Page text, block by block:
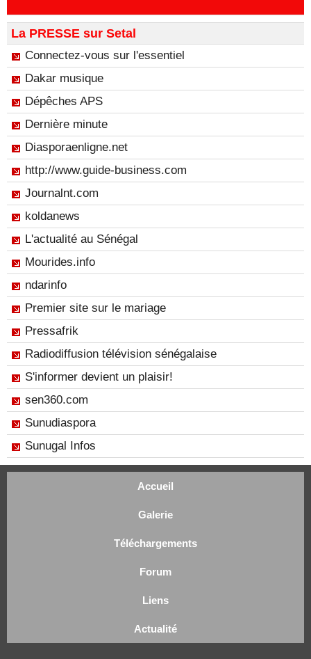
La PRESSE sur Setal
Connectez-vous sur l'essentiel
Dakar musique
Dépêches APS
Dernière minute
Diasporaenligne.net
http://www.guide-business.com
Journalnt.com
koldanews
L'actualité au Sénégal
Mourides.info
ndarinfo
Premier site sur le mariage
Pressafrik
Radiodiffusion télévision sénégalaise
S'informer devient un plaisir!
sen360.com
Sunudiaspora
Sunugal Infos
Accueil
Galerie
Téléchargements
Forum
Liens
Actualité